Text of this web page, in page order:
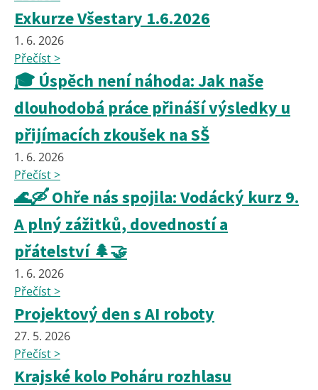
Exkurze Všestary 1.6.2026
1. 6. 2026
Přečíst >
🎓 Úspěch není náhoda: Jak naše
dlouhodobá práce přináší výsledky u
přijímacích zkoušek na SŠ
1. 6. 2026
Přečíst >
🌊🛶 Ohře nás spojila: Vodácký kurz 9.
A plný zážitků, dovedností a
přátelství 🌲🤝
1. 6. 2026
Přečíst >
Projektový den s AI roboty
27. 5. 2026
Přečíst >
Krajské kolo Poháru rozhlasu